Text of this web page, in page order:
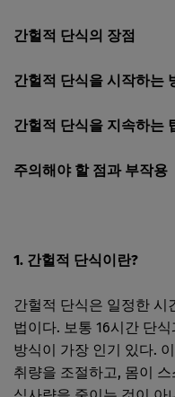
간헐적 단식의 장점
간헐적 단식을 시작하는
간헐적 단식을 지속하는
주의해야 할 점과 부작용
1. 간헐적 단식이란?
간헐적 단식은 일정한 시
법이다. 보통 16시간 단
방식이 가장 인기 있다.
취량을 조절하고, 몸이